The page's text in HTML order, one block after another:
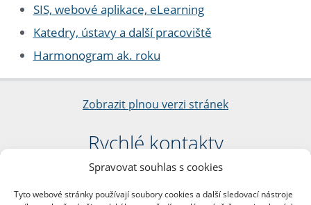
Spravovat souhlas s cookies
Tyto webové stránky používají soubory cookies a další sledovací nástroje
SIS, webové aplikace, eLearning
Katedry, ústavy a další pracoviště
Harmonogram ak. roku
Zobrazit plnou verzi stránek
Rychlé kontakty
Filozofická fakulta
nám. Jana Palacha 1/2